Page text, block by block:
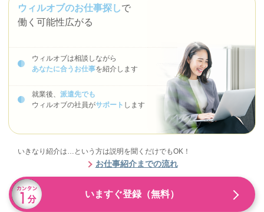
ウィルオブのお仕事探しで
働く可能性広がる
ウィルオブは相談しながら
あなたに合うお仕事を紹介します
就業後、 派遣先でも
ウィルオブの社員がサポート します
いきなり紹介は…という方は説明を聞くだけでもOK！
お仕事紹介までの流れ
いますぐ登録（無料）